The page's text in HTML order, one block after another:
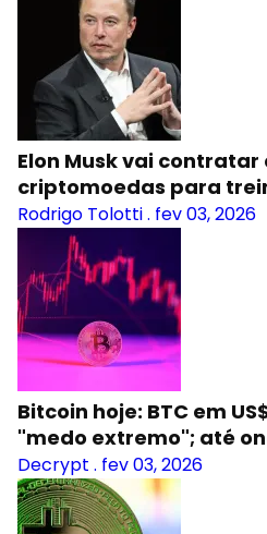
Elon Musk vai
criptomoedas para
Rodrigo Tolotti. fev 03, 2026
Bitcoin hoje: BTC em
"medo extremo"; até
Decrypt . fev 03, 2026